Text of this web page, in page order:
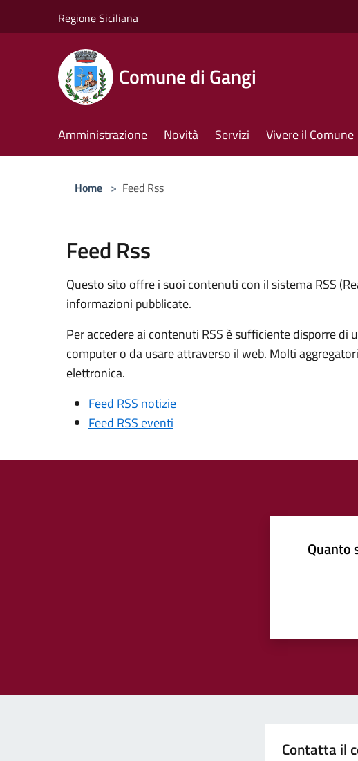
Regione Siciliana
Comune di Gangi
Amministrazione Novità Servizi Vivere il Comune
Home > Feed Rss
Feed Rss
Questo sito offre i suoi contenuti con il sistema RSS
informazioni pubblicate.
Per accedere ai contenuti RSS è sufficiente disporre
computer o da usare attraverso il web. Molti
elettronica.
Feed RSS notizie
Feed RSS eventi
Quanto
Contatta il